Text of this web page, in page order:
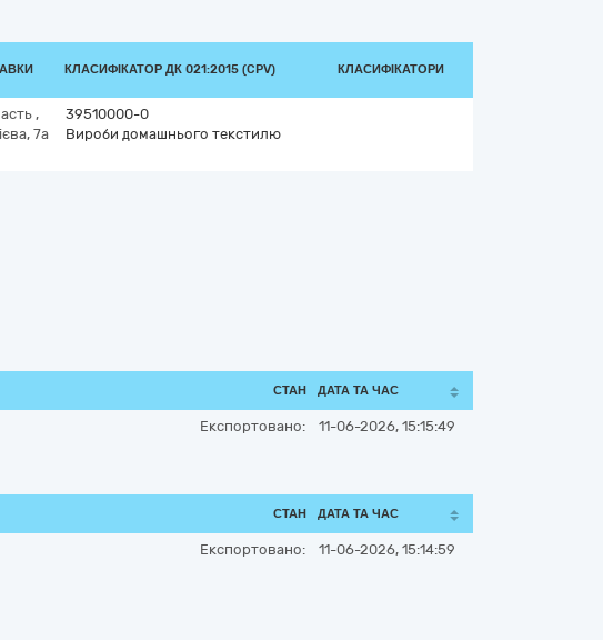
КЛАСИФІКАТОР ДК 021:2015 (CPV) КЛАСИФІКАТОРИ
,
7а
39510000-0
Вироби домашнього текстилю
СТАН ДАТА ТА ЧАС
Експортовано: 11-06-2026, 15:15:49
СТАН ДАТА ТА ЧАС
Експортовано: 11-06-2026, 15:14:59